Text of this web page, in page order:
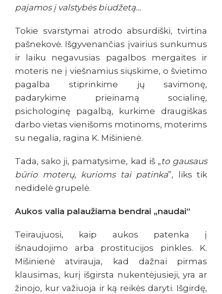
pajamos į valstybės biudžetą…
Tokie svarstymai atrodo absurdiški, tvirtina
pašnekovė. Išgyvenančias įvairius sunkumus
ir laiku negavusias pagalbos mergaites ir
moteris ne į viešnamius siųskime, o švietimo
pagalba stiprinkime jų savimonę,
padarykime prieinamą socialinę,
psichologinę pagalbą, kurkime draugiškas
darbo vietas vienišoms motinoms, moterims
su negalia, ragina K. Mišinienė.
Tada, sako ji, pamatysime, kad iš „to gausaus
būrio moterų, kurioms tai patinka”, liks tik
nedidelė grupelė.
Aukos valia palaužiama bendrai „naudai“
Teiraujuosi, kaip aukos patenka į
išnaudojimo arba prostitucijos pinkles. K.
Mišinienė atvirauja, kad dažnai pirmas
klausimas, kurį išgirsta nukentėjusieji, yra ar
žinojo, kur važiuoja ir ką reikės daryti. Išgirdę,